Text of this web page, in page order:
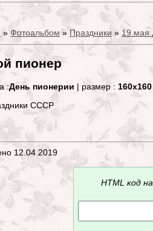
» Фотоальбом » Праздники » 19 мая
пионер
:День пионерии | размер : 160x160
12.04.2019
HTML код